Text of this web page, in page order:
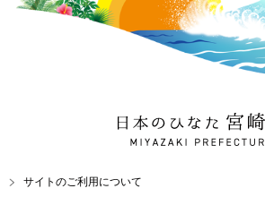
日本のひなた 宮崎県
MIYAZAKI PREFECTURE
サイトのご利用について